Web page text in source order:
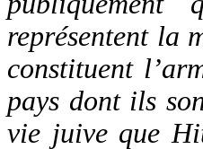
représentent la
constituent
pays dont ils
vie juive que